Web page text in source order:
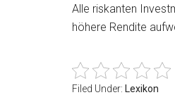
Alle riskanten
höhere Rendite
Filed Under: Lexikon